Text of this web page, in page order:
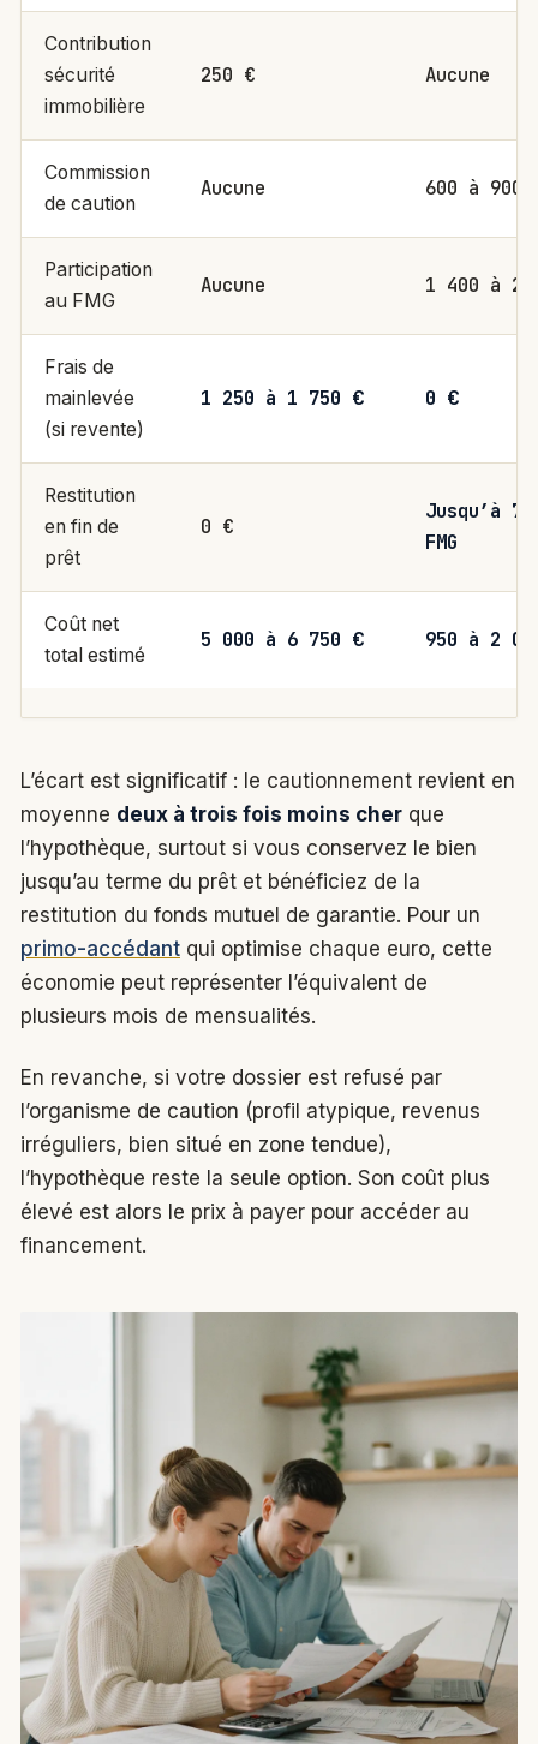
Contribution
sécurité
immobilière
250 € Aucune
Commission
de caution
Aucune 600 à 900
Participation
au FMG
Aucune 1 400 à 2
Frais de
mainlevée
(si revente)
1 250 à 1 750 € 0 €
Restitution
en fin de
prêt
0 €
Jusqu’à
FMG
Coût net
total estimé
5 000 à 6 750 € 950 à 2
L’écart est significatif : le cautionnement revient en
moyenne deux à trois fois moins cher que
l’hypothèque, surtout si vous conservez le bien
jusqu’au terme du prêt et bénéficiez de la
restitution du fonds mutuel de garantie. Pour un
primo-accédant qui optimise chaque euro, cette
économie peut représenter l’équivalent de
plusieurs mois de mensualités.
En revanche, si votre dossier est refusé par
l’organisme de caution (profil atypique, revenus
irréguliers, bien situé en zone tendue),
l’hypothèque reste la seule option. Son coût plus
élevé est alors le prix à payer pour accéder au
financement.